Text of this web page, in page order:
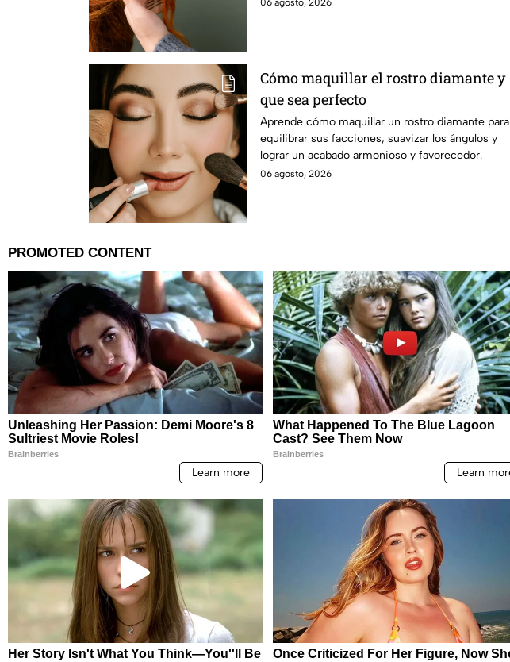
06 agosto, 2026
Cómo maquillar el rostro diamante y
que sea perfecto
Aprende cómo maquillar un rostro diamante para
equilibrar sus facciones, suavizar los ángulos y
lograr un acabado armonioso y favorecedor.
06 agosto, 2026